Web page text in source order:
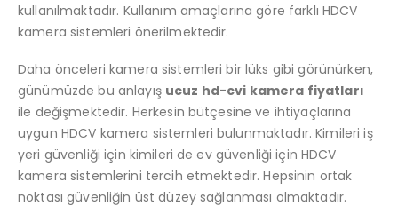
kullanılmaktadır. Kullanım amaçlarına göre farklı HDCV
kamera sistemleri önerilmektedir.
Daha önceleri kamera sistemleri bir lüks gibi görünürken,
günümüzde bu anlayış ucuz hd-cvi kamera fiyatları
ile değişmektedir. Herkesin bütçesine ve ihtiyaçlarına
uygun HDCV kamera sistemleri bulunmaktadır. Kimileri iş
yeri güvenliği için kimileri de ev güvenliği için HDCV
kamera sistemlerini tercih etmektedir. Hepsinin ortak
noktası güvenliğin üst düzey sağlanması olmaktadır.